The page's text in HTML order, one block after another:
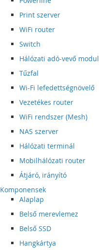
Print szerver
WiFi router
Switch
Hálózati adó-vevő modul
Tűzfal
Wi-Fi lefedettségnövelő
Vezetékes router
WiFi rendszer (Mesh)
NAS szerver
Hálózati terminál
Mobilhálózati router
Átjáró, irányító
Komponensek
Alaplap
Belső merevlemez
Belső SSD
Hangkártya